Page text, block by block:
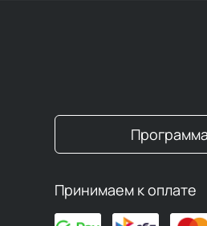
Принимаем к оплате